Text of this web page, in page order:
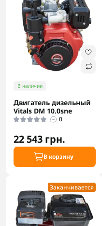
В наличии
Двигатель дизельный
Vitals DM 10.0sne
0
22 543 грн.
В корзину
Заканчивается